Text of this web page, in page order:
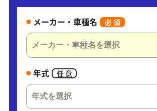
メーカー・車種名 必 須
年式 任 意